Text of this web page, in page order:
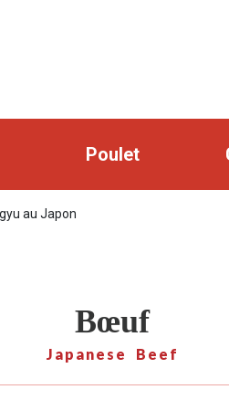
Poulet
au Japon
Bœuf
Japanese Beef